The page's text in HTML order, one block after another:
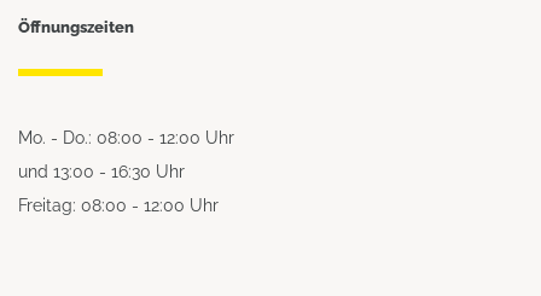
Öffnungszeiten
Mo. - Do.: 08:00 - 12:00 Uhr
und 13:00 - 16:30 Uhr
Freitag: 08:00 - 12:00 Uhr